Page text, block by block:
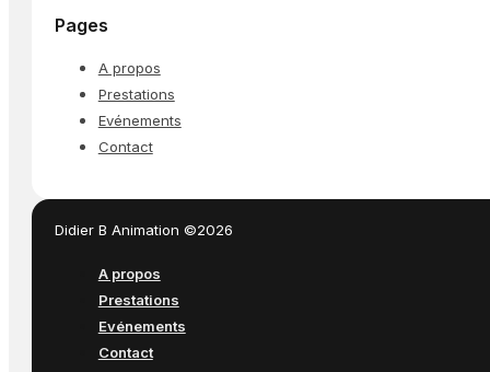
Pages
A propos
Prestations
Evénements
Contact
Didier B Animation ©2026
A propos
Prestations
Evénements
Contact